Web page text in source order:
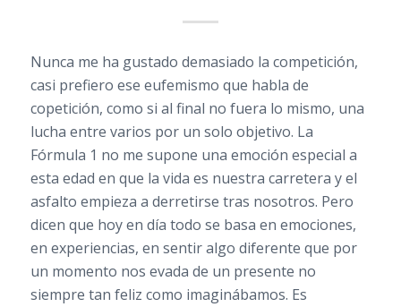
Nunca me ha gustado demasiado la competición,
casi prefiero ese eufemismo que habla de
copetición, como si al final no fuera lo mismo, una
lucha entre varios por un solo objetivo. La
Fórmula 1 no me supone una emoción especial a
esta edad en que la vida es nuestra carretera y el
asfalto empieza a derretirse tras nosotros. Pero
dicen que hoy en día todo se basa en emociones,
en experiencias, en sentir algo diferente que por
un momento nos evada de un presente no
siempre tan feliz como imaginábamos. Es